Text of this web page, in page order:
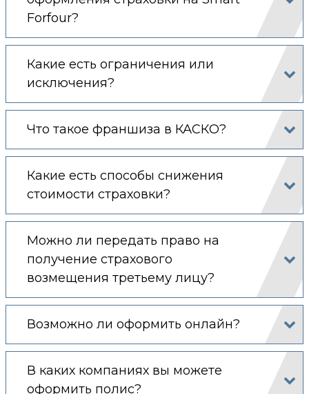
Forfour?
Какие есть ограничения или
исключения?
Что такое франшиза в КАСКО?
Какие есть способы снижения
стоимости страховки?
Можно ли передать право на
получение страхового
возмещения третьему лицу?
Возможно ли оформить онлайн?
В каких компаниях вы можете
оформить полис?